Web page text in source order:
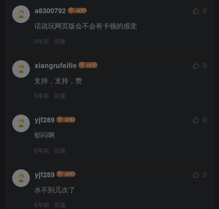
a8300792
0
话说玩网页版会不会有卡顿的感觉
5年前 回复
xiangrufeifie
0
支持，支持，赞
6年前 回复
yjf289
0
郁闷啊
6年前 回复
yjf289
0
水不到几次了
6年前 回复